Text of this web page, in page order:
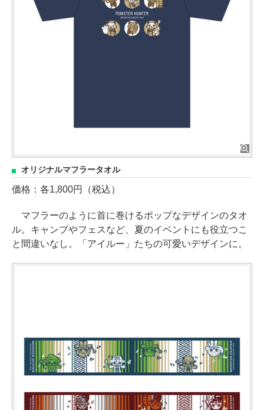
オリジナルマフラータオル
価格：各1,800円（税込）
マフラーのように首に巻けるポップなデザインのタオ
ル。キャンプやフェスなど、夏のイベントにも役立つこ
と間違いなし。「アイルー」たちの可愛いデザインに。